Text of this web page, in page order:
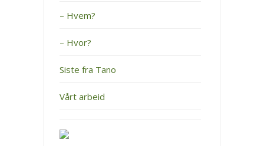
– Hvem?
– Hvor?
Siste fra Tano
Vårt arbeid